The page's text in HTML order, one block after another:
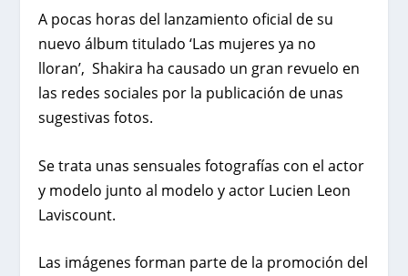
A pocas horas del lanzamiento oficial de su
nuevo álbum titulado ‘Las mujeres ya no
lloran’, Shakira ha causado un gran revuelo en
las redes sociales por la publicación de unas
sugestivas fotos.
Se trata unas sensuales fotografías con el actor
y modelo junto al modelo y actor Lucien Leon
Laviscount.
Las imágenes forman parte de la promoción del